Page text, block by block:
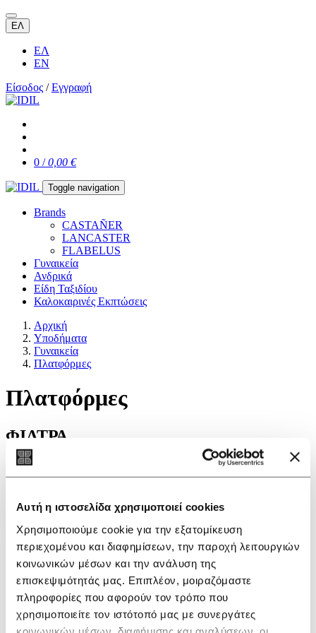
Αυτή η ιστοσελίδα χρησιμοποιεί cookies
Χρησιμοποιούμε cookie για την εξατομίκευση
περιεχομένου και διαφημίσεων, την παροχή λειτουργιών
κοινωνικών μέσων και την ανάλυση της
επισκεψιμότητάς μας. Επιπλέον, μοιραζόμαστε
πληροφορίες που αφορούν τον τρόπο που
χρησιμοποιείτε τον ιστότοπό μας με συνεργάτες
ΕΛ
ΕΛ
EN
Είσοδος /Εγγραφή
0 /0,00 €
Toggle navigation
Brands
CASTAÑER
LANCASTER
FLABELUS
Γυναικεία
Ανδρικά
Είδη Ταξιδίου
Καλοκαιρινές Εκπτώσεις
Αρχική
Υποδήματα
Γυναικεία
Πλατφόρμες
Πλατφόρμες
ΦΙΛΤΡΑ
Επιλογές
Προσφορά
ΦΙΛΤΡΑ
Δεν βρέθηκαν προϊόντα σ'αυτή την κατηγορία.
Εγγραφείτε στο newsletter
Για να λαμβάνετε νέα και ειδοποιήσεις, συμπληρώστε το e-mail
σας